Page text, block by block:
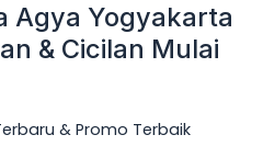
Agya Yogyakarta
& Cicilan Mulai
& Promo Terbaik